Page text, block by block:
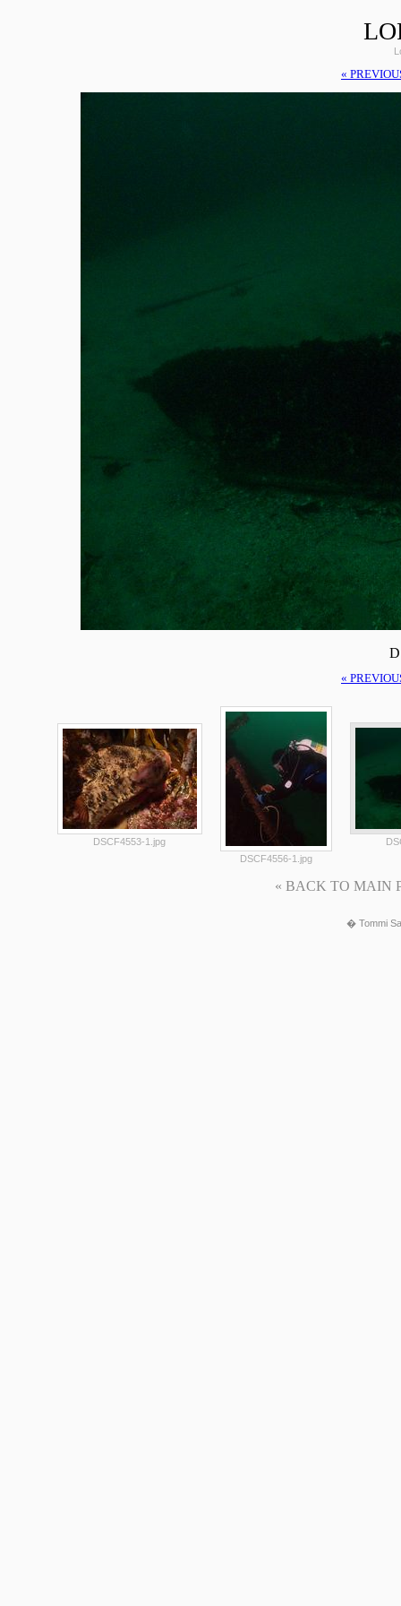
«
«
DSCF4553-1.jpg
DSCF4556-1.jpg
« BACK TO MAIN
� Tommi